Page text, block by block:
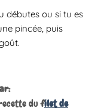
débutes ou si tu es
pincée, puis
dufilet de